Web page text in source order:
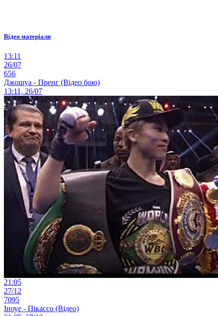
Відео матеріали
13:11
26/07
656
Джошуа - Пренг (Відео бою)
13:11, 26/07
21:05
27/12
7095
Іноуе - Пікассо (Відео)